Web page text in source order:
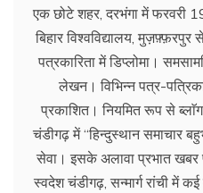
एक छोटे शहर, दरभंगा में फरवरी
बिहार विश्वविद्यालय, मुज़फ़्फ़रपुर
पत्रकारिता में डिप्लोमा।
लेखन। विभिन्न पत्र-
प्रकाशित। नियमित रूप से
चंडीगढ़ में ‘‘हिन्दुस्थान समाचार
सेवा। इसके अलावा प्रभात खबर
स्वदेश चंडीगढ़, सन्मार्ग रांची में कई